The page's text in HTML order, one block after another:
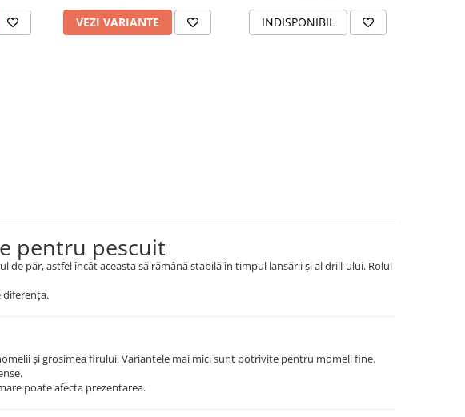
VEZI VARIANTE INDISPONIBIL
pentru pescuit
păr, astfel încât aceasta să rămână stabilă în timpul lansării și al drill-ului. Rolul
diferența.
și grosimea firului. Variantele mai mici sunt potrivite pentru momeli fine.
poate afecta prezentarea.